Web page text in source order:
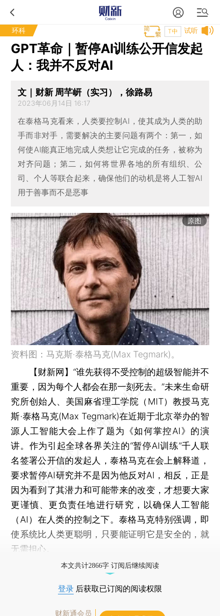
环科 试听
T中
GPT革命｜暂停AI训练公开信发起
人：我并不反对AI
文｜财新 周芊岍（实习），徐路易
2023年06月14日 16:17
在泰格马克看来，人类要控制AI，使其成为人类的助
手而非对手，需要解决的主要问题有两个：第一，如
何使AI能真正地完成人类想让它完成的任务，被称为
对齐问题；第二，如何将世界各地的所有组织、公
司、个人等联合起来，确保他们的动机是将人工智AI
用于善事而不是恶事
原图
资料图：马克斯·泰格马克(Max Tegmark)。
【财新网】 “谁先获得不受控制的超级智能并不
重要，因为每个人都会在那一刻死去。”未来生命研
究所创始人、美国麻省理工学院（MIT）教授马克
斯·泰格马克(Max Tegmark)在近期于北京举办的智
源人工智能大会上作了题为《如何掌控AI》的演
讲。作为引起全球各界关注的“暂停AI训练”千人联
名签署公开信的发起人，泰格马克在会上解释道，
要求暂停AI研究并不是因为他反对AI，相反，正是
因为看到了其潜力和可能带来的改变，才想要大家
更谨慎、更负责任地进行研究，以确保人工智能
（AI）在人类的控制之下。泰格马克特别强调，即
使系统比人类更聪明，只要能证明它是安全的，就
无需担心。
本文共计2866字 订阅后继续阅读
登录 后获取已订阅的阅读权限
财新通会员